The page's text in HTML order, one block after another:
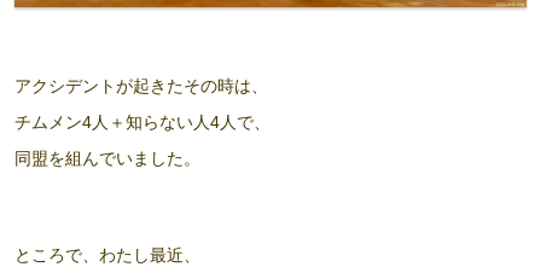
アクシデントが起きたその時は、
チムメン4人＋知らない人4人 で、
同盟を組んでいました。
ところで、わたし最近、